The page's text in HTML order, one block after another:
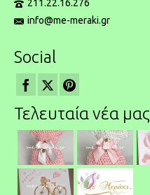
211.22.16.276
info@me-meraki.gr
Social
Τελευταία νέα μας